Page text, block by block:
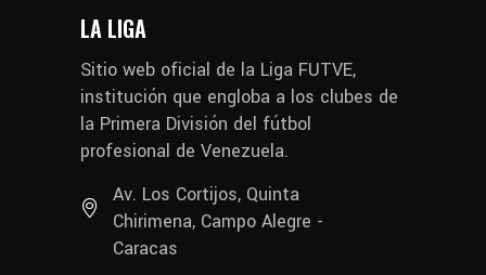
LA LIGA
Sitio web oficial de la Liga FUTVE,
institución que engloba a los clubes de
la Primera División del fútbol
profesional de Venezuela.
Av. Los Cortijos, Quinta
Chirimena, Campo Alegre -
Caracas